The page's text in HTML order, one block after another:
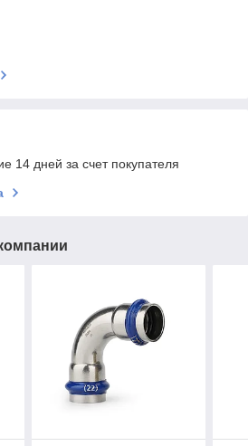
14 дней за счет покупателя